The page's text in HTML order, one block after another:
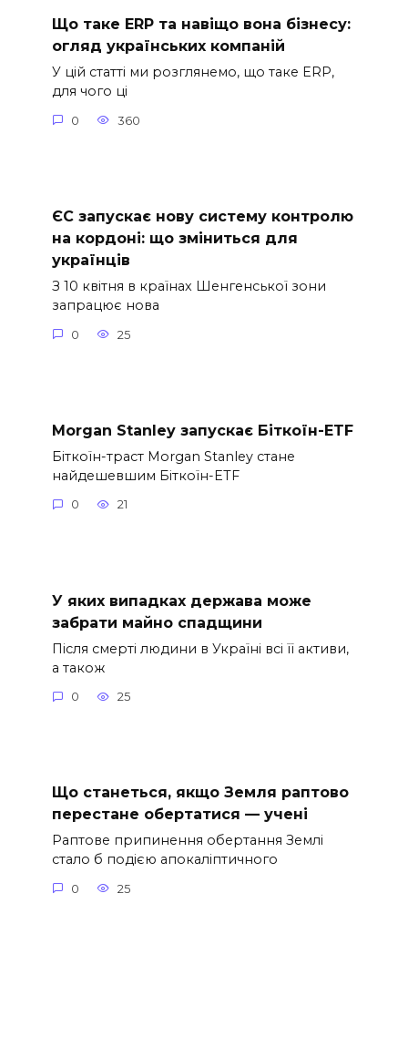
Що таке ERP та навіщо вона бізнесу:
огляд українських компаній
У цій статті ми розглянемо, що таке ERP,
для чого ці
0 360
ЄС запускає нову систему контролю
на кордоні: що зміниться для
українців
З 10 квітня в країнах Шенгенської зони
запрацює нова
0 25
Morgan Stanley запускає Біткоїн-ETF
Біткоїн-траст Morgan Stanley стане
найдешевшим Біткоїн-ETF
0 21
У яких випадках держава може
забрати майно спадщини
Після смерті людини в Україні всі її активи,
а також
0 25
Що станеться, якщо Земля раптово
перестане обертатися — учені
Раптове припинення обертання Землі
стало б подією апокаліптичного
0 25